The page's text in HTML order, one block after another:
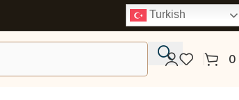
Turkish
0